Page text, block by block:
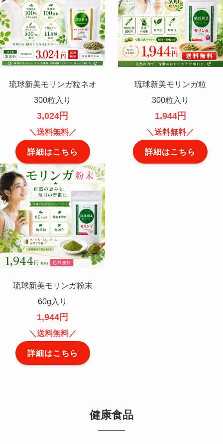
琉球新美モリンガ粒ネオ
300粒入り
3,024円
＼送料無料／
詳細はこちら
琉球新美モリンガ粒
300粒入り
1,944円
＼送料無料／
詳細はこちら
琉球新美モリンガ粉末
60g入り
1,944円
＼送料無料／
詳細はこちら
健康食品